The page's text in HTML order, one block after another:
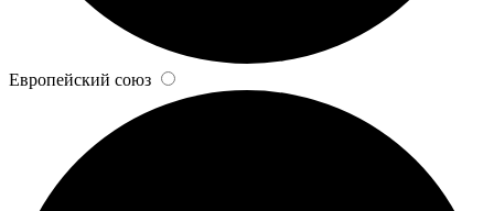
Европейский союз